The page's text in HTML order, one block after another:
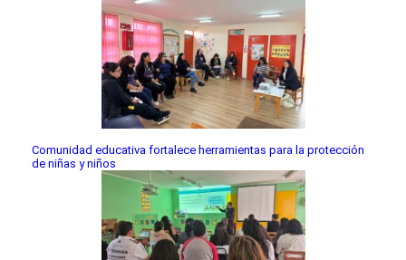
Comunidad educativa fortalece herramientas para la protección
de niñas y niños